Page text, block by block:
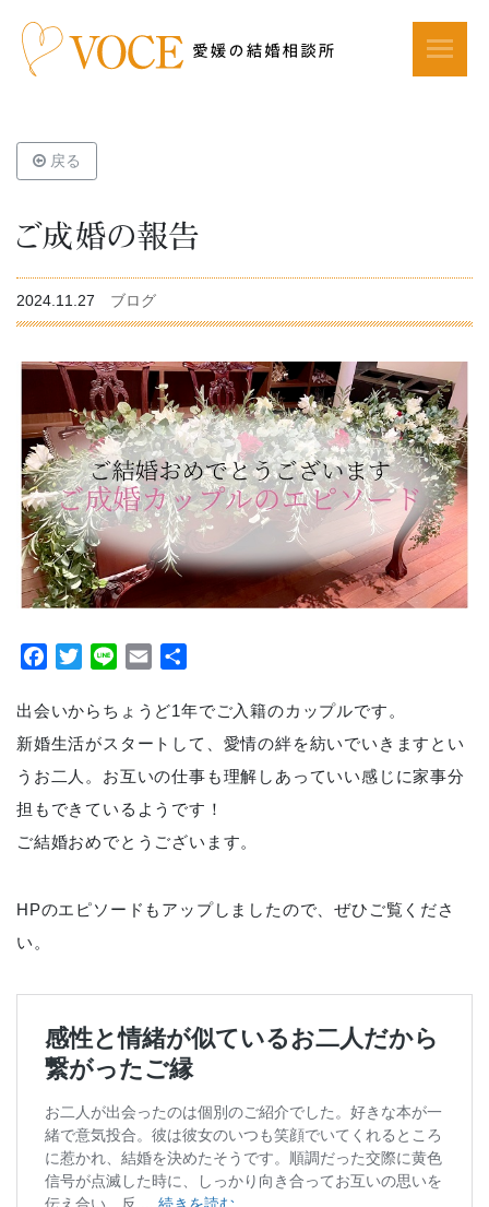
戻る
ご成婚の報告
2024.11.27 ブログ
Facebook
TwitterLine Email
出会いからちょうど1年でご入籍のカップルです。
新婚生活がスタートして、愛情の絆を紡いでいきますとい
うお二人。お互いの仕事も理解しあっていい感じに家事分
担もできているようです！
ご結婚おめでとうございます。
HPのエピソードもアップしましたので、ぜひご覧くださ
い。